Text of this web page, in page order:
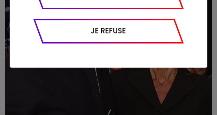
sur le site, nombre de pages vues en moyenne,
appareil et navigateur utilisé, emplacement
géographique), l’origine du trafic et la
JE REFUSE